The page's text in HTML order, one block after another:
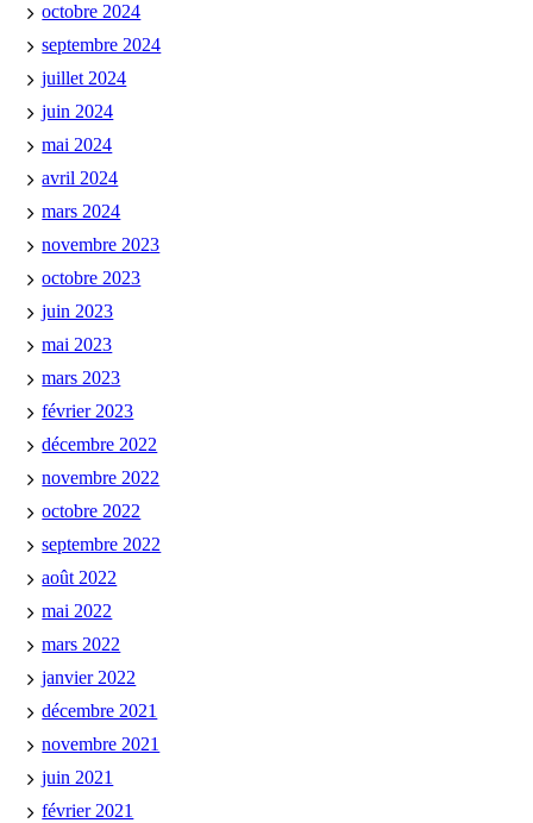
octobre 2024
septembre 2024
juillet 2024
juin 2024
mai 2024
avril 2024
mars 2024
novembre 2023
octobre 2023
juin 2023
mai 2023
mars 2023
février 2023
décembre 2022
novembre 2022
octobre 2022
septembre 2022
août 2022
mai 2022
mars 2022
janvier 2022
décembre 2021
novembre 2021
juin 2021
février 2021